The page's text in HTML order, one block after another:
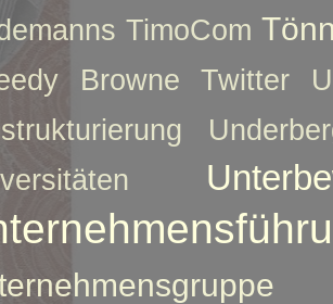
TimoCom
Browne Twitter